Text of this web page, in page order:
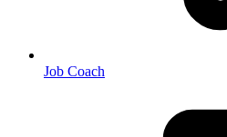
Job Coach